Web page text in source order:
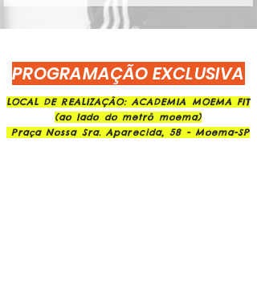
PROGRAMAÇÃO EXCLUSIVA
LOCAL DE REALIZAÇÃO: ACADEMIA MOEMA FIT
(ao lado do metrô moema)
Praça Nossa Sra. Aparecida, 58 - Moema-SP